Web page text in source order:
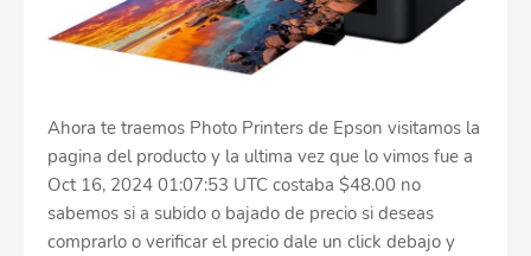
Ahora te traemos Photo Printers de Epson visitamos la
pagina del producto y la ultima vez que lo vimos fue a
Oct 16, 2024 01:07:53 UTC costaba $48.00 no
sabemos si a subido o bajado de precio si deseas
comprarlo o verificar el precio dale un click debajo y